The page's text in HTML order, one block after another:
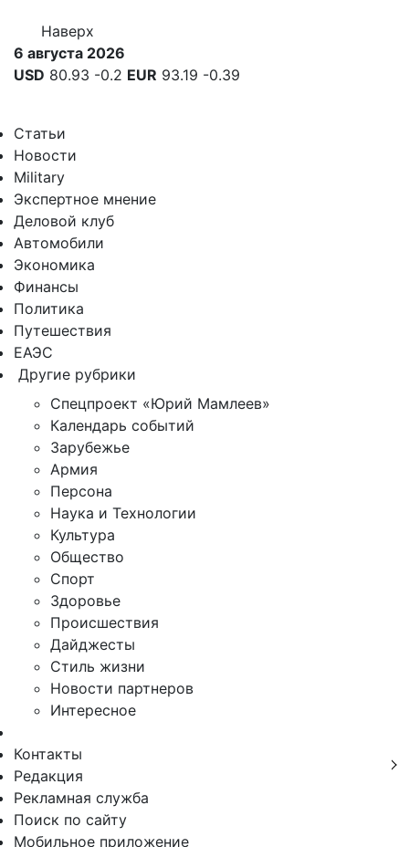
Наверх
6 августа 2026
USD 80.93 -0.2 EUR 93.19 -0.39
Статьи
Новости
Military
Экспертное мнение
Деловой клуб
Автомобили
Экономика
Финансы
Политика
Путешествия
ЕАЭС
Другие рубрики
Спецпроект «Юрий Мамлеев»
Календарь событий
Зарубежье
Армия
Персона
Наука и Технологии
Культура
Общество
Спорт
Здоровье
Происшествия
Дайджесты
Стиль жизни
Новости партнеров
Интересное
Контакты
Редакция
Рекламная служба
Поиск по сайту
Мобильное приложение